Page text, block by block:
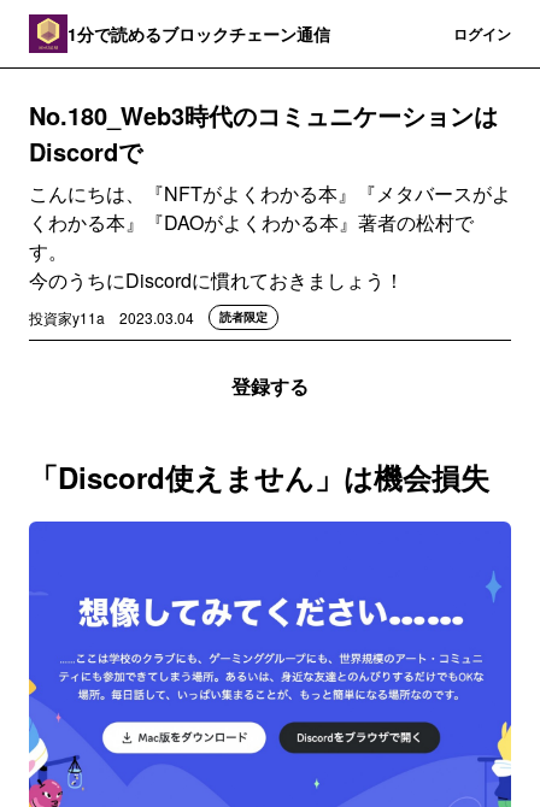
1分で読めるブロックチェーン通信 ログイン
No.180_Web3時代のコミュニケーションは
Discordで
こんにちは、『NFTがよくわかる本』『メタバースがよ
くわかる本』『DAOがよくわかる本』著者の松村で
す。
今のうちにDiscordに慣れておきましょう！
投資家y11a 2023.03.04 読者限定
登録する
「Discord使えません」は機会損失